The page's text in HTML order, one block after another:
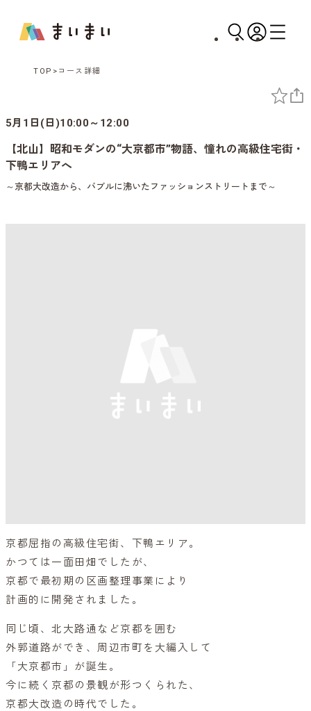
TOP コース詳細
5月1日(日)10:00～12:00
【北山】昭和モダンの“大京都市”物語、憧れの高級住宅街・
下鴨エリアへ
～京都大改造から、バブルに沸いたファッションストリートまで～
京都屈指の高級住宅街、下鴨エリア。
かつては一面田畑でしたが、
京都で最初期の区画整理事業により
計画的に開発されました。
同じ頃、北大路通など京都を囲む
外郭道路ができ、周辺市町を大編入して
「大京都市」が誕生。
今に続く京都の景観が形つくられた、
京都大改造の時代でした。